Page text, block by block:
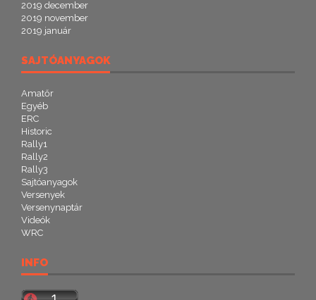
2019 december
2019 november
2019 január
SAJTÓANYAGOK
Amatőr
Egyéb
ERC
Historic
Rally1
Rally2
Rally3
Sajtóanyagok
Versenyek
Versenynaptár
Videók
WRC
INFO